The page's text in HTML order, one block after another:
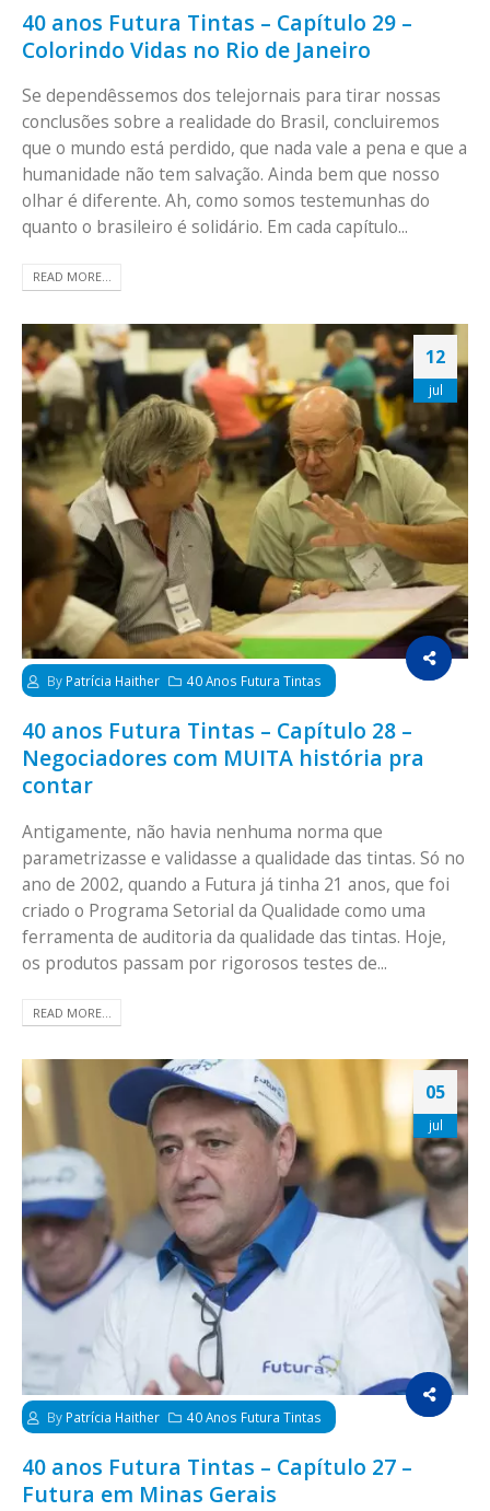
40 anos Futura Tintas – Capítulo 29 –
Colorindo Vidas no Rio de Janeiro
Se dependêssemos dos telejornais para tirar nossas
conclusões sobre a realidade do Brasil, concluiremos
que o mundo está perdido, que nada vale a pena e que a
humanidade não tem salvação. Ainda bem que nosso
olhar é diferente. Ah, como somos testemunhas do
quanto o brasileiro é solidário. Em cada capítulo...
READ MORE...
12
jul
By Patrícia Haither 40 Anos Futura Tintas
40 anos Futura Tintas – Capítulo 28 –
Negociadores com MUITA história pra
contar
Antigamente, não havia nenhuma norma que
parametrizasse e validasse a qualidade das tintas. Só no
ano de 2002, quando a Futura já tinha 21 anos, que foi
criado o Programa Setorial da Qualidade como uma
ferramenta de auditoria da qualidade das tintas. Hoje,
os produtos passam por rigorosos testes de...
READ MORE...
05
jul
By Patrícia Haither 40 Anos Futura Tintas
40 anos Futura Tintas – Capítulo 27 –
Futura em Minas Gerais